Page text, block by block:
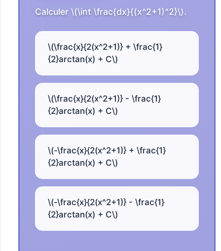
Calculer \(\int \frac{dx}{(x^2+1)^2}\).
\(\frac{x}{2(x^2+1)} + \frac{1}
{2}arctan(x) + C\)
\(\frac{x}{2(x^2+1)} - \frac{1}
{2}arctan(x) + C\)
\(-\frac{x}{2(x^2+1)} + \frac{1}
{2}arctan(x) + C\)
\(-\frac{x}{2(x^2+1)} - \frac{1}
{2}arctan(x) + C\)